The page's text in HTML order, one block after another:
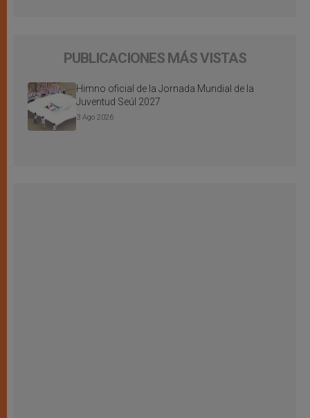
PUBLICACIONES MÁS VISTAS
Himno oficial de la Jornada Mundial de la
Juventud Seúl 2027
3 Ago 2026